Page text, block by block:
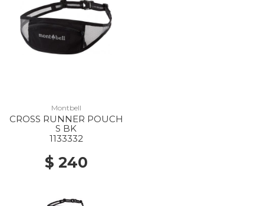
Montbell
CROSS RUNNER POUCH
S BK
1133332
$ 240